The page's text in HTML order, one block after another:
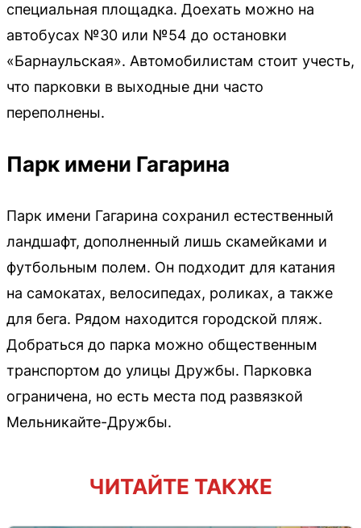
специальная площадка. Доехать можно на
автобусах №30 или №54 до остановки
«Барнаульская». Автомобилистам стоит учесть,
что парковки в выходные дни часто
переполнены.
Парк имени Гагарина
Парк имени Гагарина сохранил естественный
ландшафт, дополненный лишь скамейками и
футбольным полем. Он подходит для катания
на самокатах, велосипедах, роликах, а также
для бега. Рядом находится городской пляж.
Добраться до парка можно общественным
транспортом до улицы Дружбы. Парковка
ограничена, но есть места под развязкой
Мельникайте-Дружбы.
ЧИТАЙТЕ ТАКЖЕ